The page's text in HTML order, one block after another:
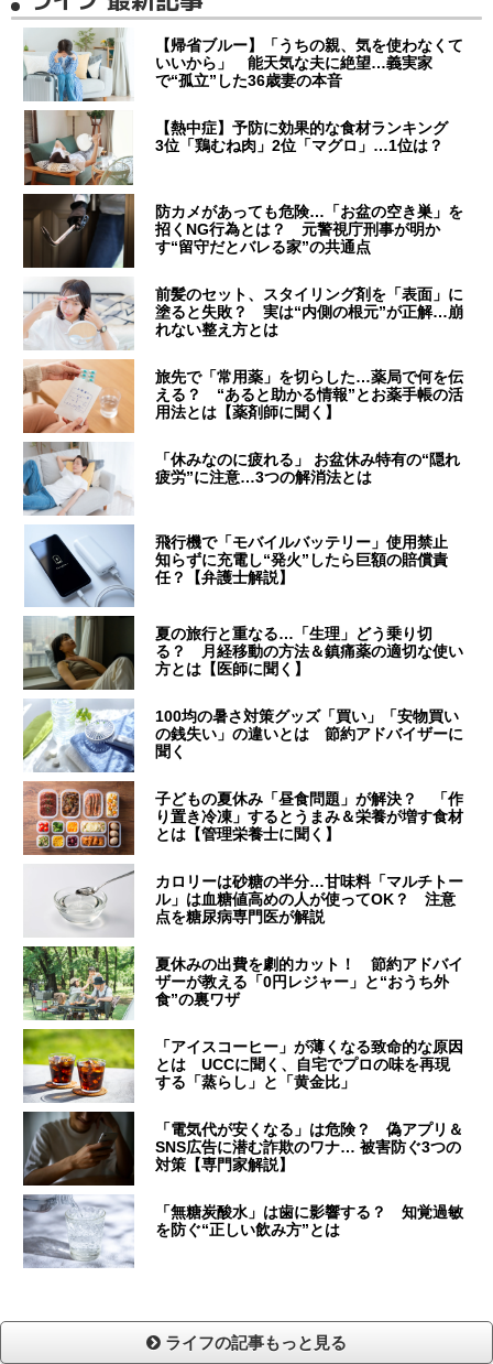
【帰省ブルー】「うちの親、気を使わなくて
いいから」 能天気な夫に絶望…義実家
で“孤立”した36歳妻の本音
【熱中症】予防に効果的な食材ランキング
3位「鶏むね肉」2位「マグロ」…1位は？
防カメがあっても危険…「お盆の空き巣」を
招くNG行為とは？ 元警視庁刑事が明か
す“留守だとバレる家”の共通点
前髪のセット、スタイリング剤を「表面」に
塗ると失敗？ 実は“内側の根元”が正解…崩
れない整え方とは
旅先で「常用薬」を切らした…薬局で何を伝
える？ “あると助かる情報”とお薬手帳の活
用法とは【薬剤師に聞く】
「休みなのに疲れる」 お盆休み特有の“隠れ
疲労”に注意…3つの解消法とは
飛行機で「モバイルバッテリー」使用禁止
知らずに充電し“発火”したら巨額の賠償責
任？【弁護士解説】
夏の旅行と重なる…「生理」どう乗り切
る？ 月経移動の方法＆鎮痛薬の適切な使い
方とは【医師に聞く】
100均の暑さ対策グッズ「買い」「安物買い
の銭失い」の違いとは 節約アドバイザーに
聞く
子どもの夏休み「昼食問題」が解決？ 「作
り置き冷凍」するとうまみ＆栄養が増す食材
とは【管理栄養士に聞く】
カロリーは砂糖の半分…甘味料「マルチトー
ル」は血糖値高めの人が使ってOK？ 注意
点を糖尿病専門医が解説
夏休みの出費を劇的カット！ 節約アドバイ
ザーが教える「0円レジャー」と“おうち外
食”の裏ワザ
「アイスコーヒー」が薄くなる致命的な原因
とは UCCに聞く、自宅でプロの味を再現
する「蒸らし」と「黄金比」
「電気代が安くなる」は危険？ 偽アプリ＆
SNS広告に潜む詐欺のワナ… 被害防ぐ3つの
対策【専門家解説】
「無糖炭酸水」は歯に影響する？ 知覚過敏
を防ぐ“正しい飲み方”とは
ライフの記事もっと見る